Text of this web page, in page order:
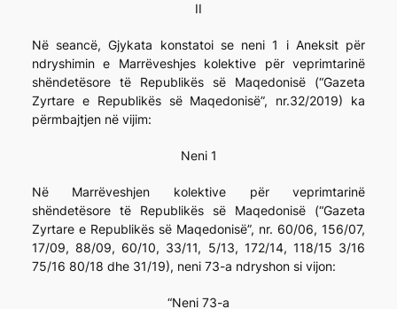
II
Në seancë, Gjykata konstatoi se neni 1 i Aneksit për
ndryshimin e Marrëveshjes kolektive për veprimtarinë
shëndetësore të Republikës së Maqedonisë (“Gazeta
Zyrtare e Republikës së Maqedonisë”, nr.32/2019) ka
përmbajtjen në vijim:
Neni 1
Në Marrëveshjen kolektive për veprimtarinë
shëndetësore të Republikës së Maqedonisë (“Gazeta
Zyrtare e Republikës së Maqedonisë”, nr. 60/06, 156/07,
17/09, 88/09, 60/10, 33/11, 5/13, 172/14, 118/15 3/16
75/16 80/18 dhe 31/19), neni 73-a ndryshon si vijon:
“Neni 73-a